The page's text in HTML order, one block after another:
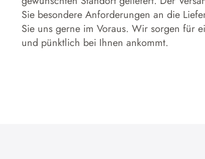
Sie besondere Anforderungen an die
Sie uns gerne im Voraus. Wir sorgen für
und pünktlich bei Ihnen ankommt.